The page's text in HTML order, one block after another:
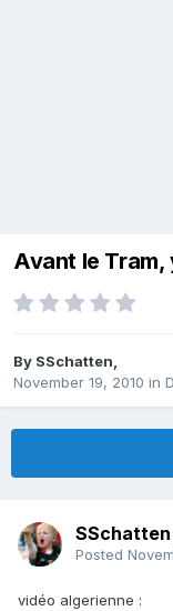
Avant le Tram,
By SSchatten,
November 19, 2010 in
SSchatten
Posted
vidéo algerienne :